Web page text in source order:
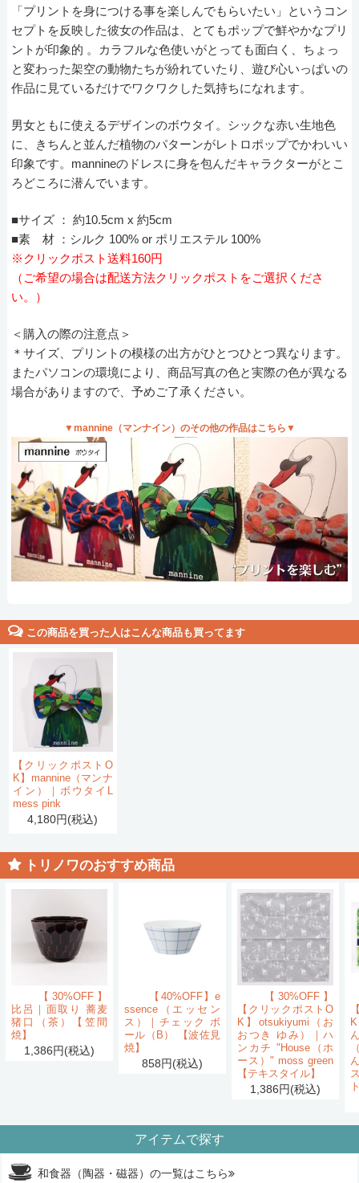
「プリントを身につける事を楽しんでもらいたい」というコン
セプトを反映した彼女の作品は、とてもポップで鮮やかなプリ
ントが印象的 。カラフルな色使いがとっても面白く、ちょっ
と変わった架空の動物たちが紛れていたり、遊び心いっぱいの
作品に見ているだけでワクワクした気持ちになれます。
男女ともに使えるデザインのボウタイ。シックな赤い生地色
に、きちんと並んだ植物のパターンがレトロポップでかわいい
印象です。mannineのドレスに身を包んだキャラクターがとこ
ろどころに潜んでいます。
■サイズ ： 約10.5cm x 約5cm
■素 材 ：シルク 100% or ポリエステル 100%
※クリックポスト送料160円
（ご希望の場合は配送方法クリックポストをご選択くださ
い。）
＜購入の際の注意点＞
＊サイズ、プリントの模様の出方がひとつひとつ異なります。
またパソコンの環境により、商品写真の色と実際の色が異なる
場合がありますので、予めご了承ください。
▼mannine（マンナイン）のその他の作品はこちら▼
この商品を買った人はこんな商品も買ってます
【クリックポストO
K】mannine（マンナ
イン）｜ボウタイL
mess pink
4,180円(税込)
トリノワのおすすめ商品
【30%OFF】
比呂｜面取り 蕎麦
猪口（茶）【笠間
焼】
1,386円(税込)
【40%OFF】e
ssence（エッセン
ス）｜チェック ボ
ール（B） 【波佐見
焼】
858円(税込)
【30%OFF】
【クリックポストO
K】otsukiyumi（お
おつき ゆみ）｜ハ
ンカチ "House（ホ
ース）" moss green
【テキスタイル】
1,386円(税込)
アイテムで探す
和食器（陶器・磁器）の一覧はこちら